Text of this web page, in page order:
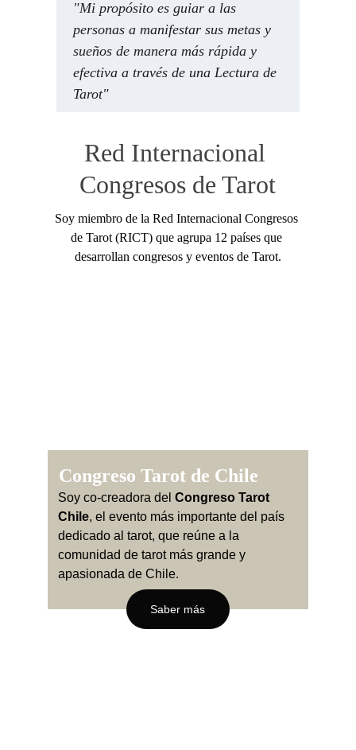
"Mi propósito es guiar a las
personas a manifestar sus metas y
sueños de manera más rápida y
efectiva a través de una Lectura de
Tarot"
Red Internacional
Congresos de Tarot
Soy miembro de la Red Internacional Congresos
de Tarot (RICT) que agrupa 12 países que
desarrollan congresos y eventos de Tarot.
Congreso Tarot de Chile
Soy co-creadora del Congreso Tarot
Chile, el evento más importante del país
dedicado al tarot, que reúne a la
comunidad de tarot más grande y
apasionada de Chile.
Saber más